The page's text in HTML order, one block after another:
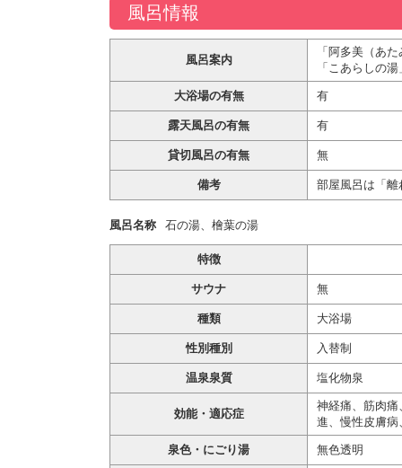
風呂情報
風呂案内
「阿多美（あ
「こあらしの
大浴場の有無 有
露天風呂の有無 有
貸切風呂の有無 無
備考 部屋風呂は「離
風呂名称 石の湯、檜葉の湯
特徴
サウナ 無
種類 大浴場
性別種別 入替制
温泉泉質 塩化物泉
効能・適応症
神経痛、筋肉
進、慢性皮膚
泉色・にごり湯 無色透明